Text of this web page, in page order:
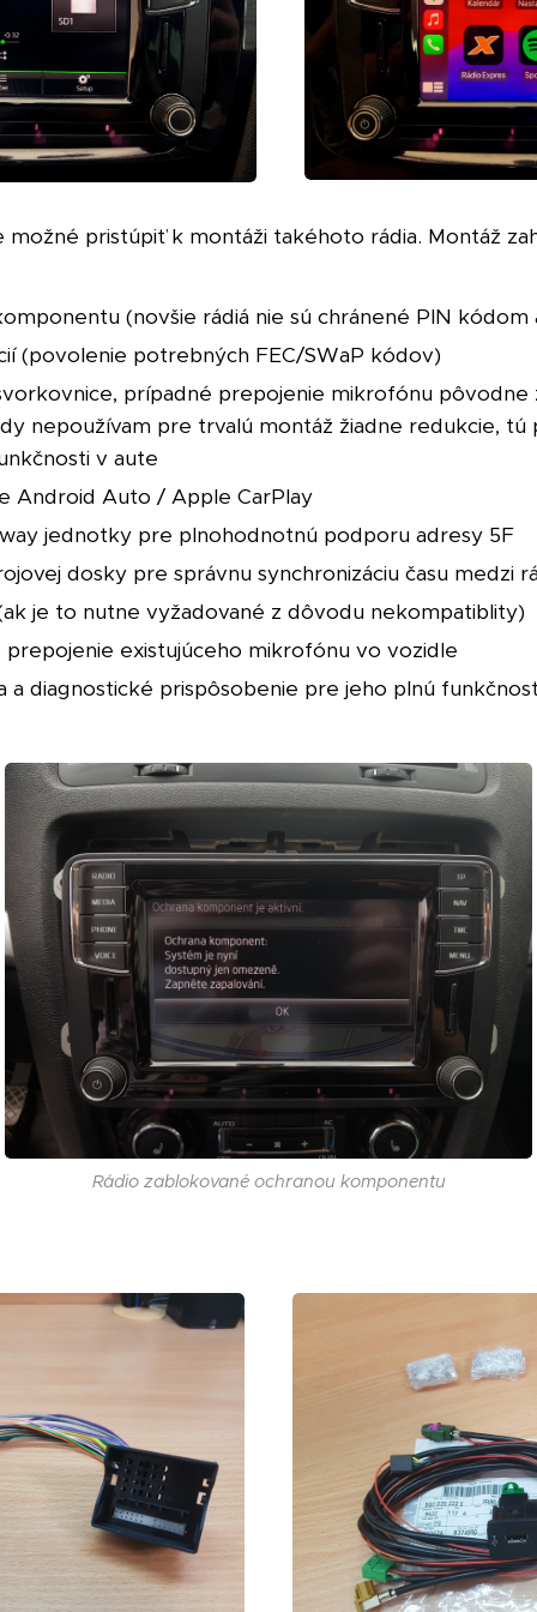
možné pristúpiť k montáži takéhoto rádia. Montáž
(novšie rádiá nie sú chránené PIN
(povolenie potrebných FEC/SWaP kódov)
prípadné prepojenie mikrofónu
nepoužívam pre trvalú montáž žiadne redukcie, tú
v aute
Android Auto / Apple CarPlay
jednotky pre plnohodnotnú podporu adresy 5F
dosky pre správnu synchronizáciu času medzi
je to nutne vyžadované z dôvodu nekompatiblity)
existujúceho mikrofónu vo vozidle
a diagnostické prispôsobenie pre jeho plnú
Rádio zablokované ochranou komponentu